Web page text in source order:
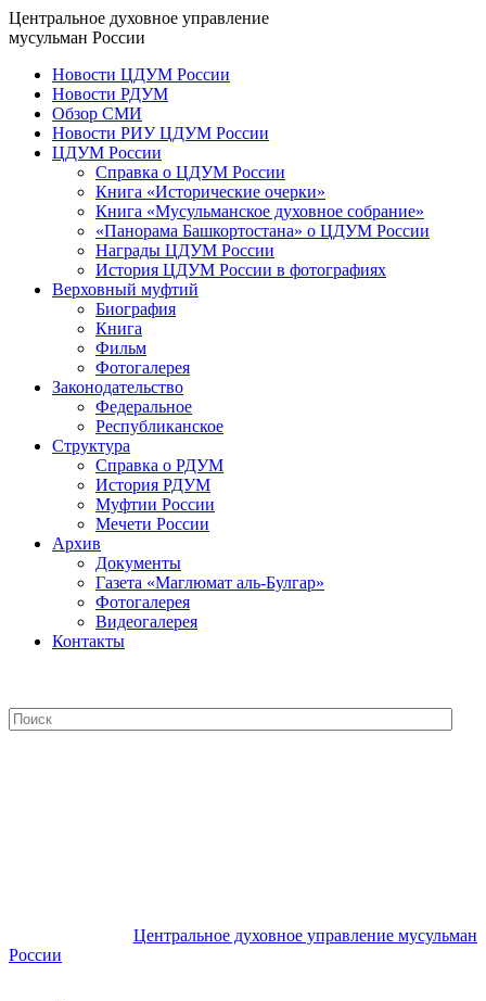
Центральное духовное управление
мусульман России
Новости ЦДУМ России
Новости РДУМ
Обзор СМИ
Новости РИУ ЦДУМ России
ЦДУМ России
Справка о ЦДУМ России
Книга «Исторические очерки»
Книга «Мусульманское духовное собрание»
«Панорама Башкортостана» о ЦДУМ России
Награды ЦДУМ России
История ЦДУМ России в фотографиях
Верховный муфтий
Биография
Книга
Фильм
Фотогалерея
Законодательство
Федеральное
Республиканское
Структура
Справка о РДУМ
История РДУМ
Муфтии России
Мечети России
Архив
Документы
Газета «Маглюмат аль-Булгар»
Фотогалерея
Видеогалерея
Контакты
Центральное духовное управление мусульман
России